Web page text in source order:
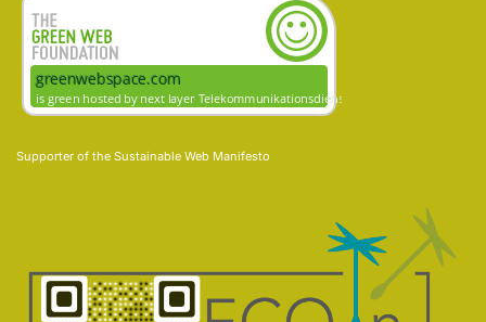
Supporter of the Sustainable Web Manifesto